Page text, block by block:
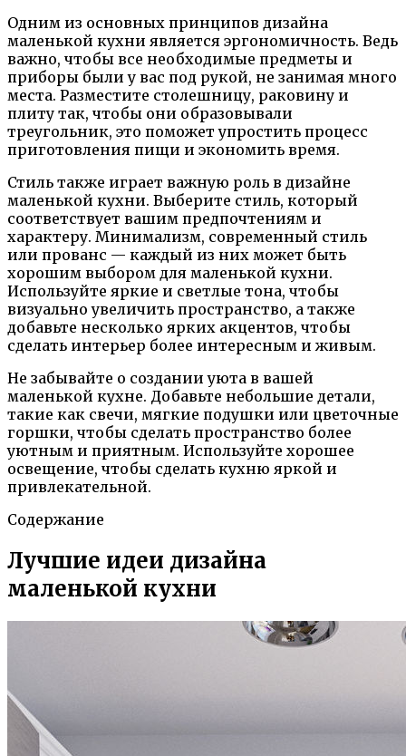
Одним из основных принципов дизайна
маленькой кухни является эргономичность. Ведь
важно, чтобы все необходимые предметы и
приборы были у вас под рукой, не занимая много
места. Разместите столешницу, раковину и
плиту так, чтобы они образовывали
треугольник, это поможет упростить процесс
приготовления пищи и экономить время.
Стиль также играет важную роль в дизайне
маленькой кухни. Выберите стиль, который
соответствует вашим предпочтениям и
характеру. Минимализм, современный стиль
или прованс — каждый из них может быть
хорошим выбором для маленькой кухни.
Используйте яркие и светлые тона, чтобы
визуально увеличить пространство, а также
добавьте несколько ярких акцентов, чтобы
сделать интерьер более интересным и живым.
Не забывайте о создании уюта в вашей
маленькой кухне. Добавьте небольшие детали,
такие как свечи, мягкие подушки или цветочные
горшки, чтобы сделать пространство более
уютным и приятным. Используйте хорошее
освещение, чтобы сделать кухню яркой и
привлекательной.
Содержание
Лучшие идеи дизайна
маленькой кухни